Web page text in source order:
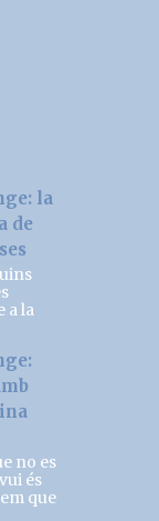
la
de
a la
no es
és
que